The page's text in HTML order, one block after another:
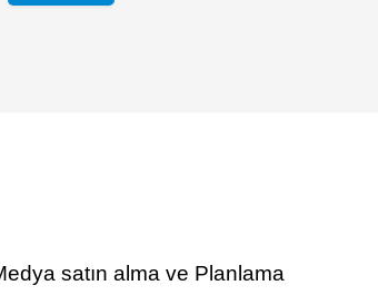
satın alma ve Planlama